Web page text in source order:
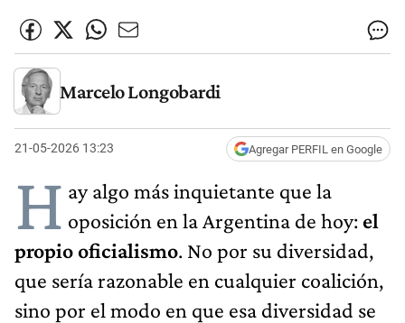
Marcelo Longobardi
21-05-2026 13:23 Agregar PERFIL en Google
H ay algo más inquietante que la
oposición en la Argentina de hoy: el
propio oficialismo. No por su diversidad,
que sería razonable en cualquier coalición,
sino por el modo en que esa diversidad se